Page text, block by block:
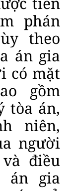
phán
theo
án gia
có mặt
gồm
tòa án,
niên,
người
điều
án gia